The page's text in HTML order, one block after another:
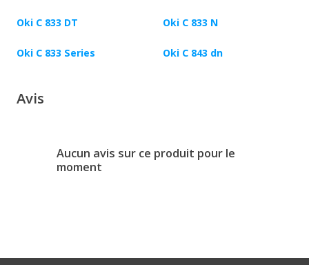
Oki C 833 DT Oki C 833 N
Oki C 833 Series Oki C 843 dn
Avis
Aucun avis sur ce produit pour le
moment